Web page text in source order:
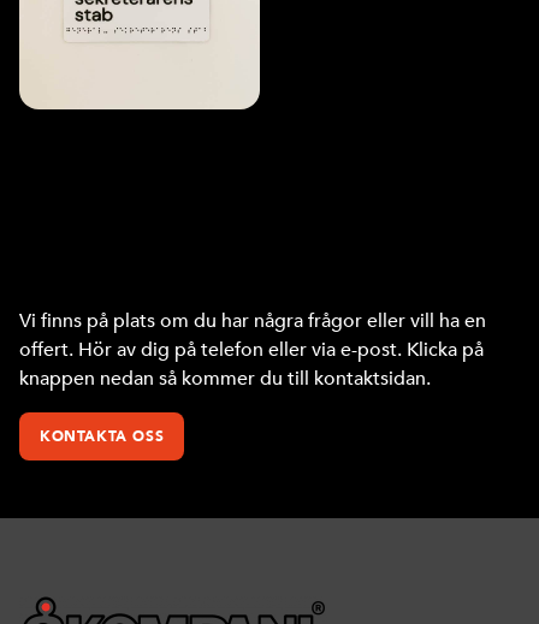
Vi finns på plats om du har några frågor eller vill ha en
offert. Hör av dig på telefon eller via e-post. Klicka på
knappen nedan så kommer du till kontaktsidan.
KONTAKTA OSS